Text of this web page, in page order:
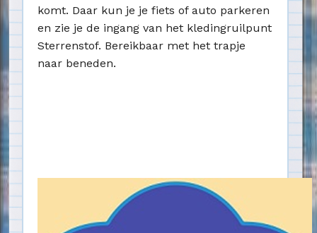
komt. Daar kun je je fiets of auto parkeren
en zie je de ingang van het kledingruilpunt
Sterrenstof. Bereikbaar met het trapje
naar beneden.